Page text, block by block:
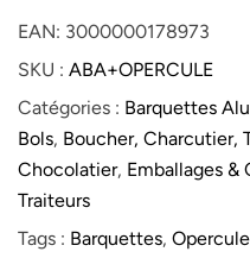
EAN: 3000000178973
SKU : ABA+OPERCULE
Catégories : Barquettes
Bols, Boucher, Charcutier,
Chocolatier, Emballages
Traiteurs
Tags : Barquettes, Opercule